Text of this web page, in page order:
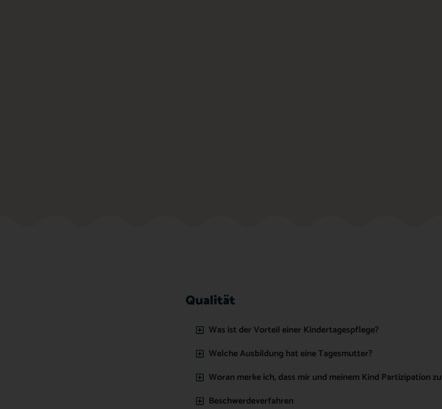
Qualität
Was ist der Vorteil einer Kindertagespflege?
Welche Ausbildung hat eine Tagesmutter?
Woran merke ich, dass mir und meinem Kind Partizipation
Beschwerdeverfahren